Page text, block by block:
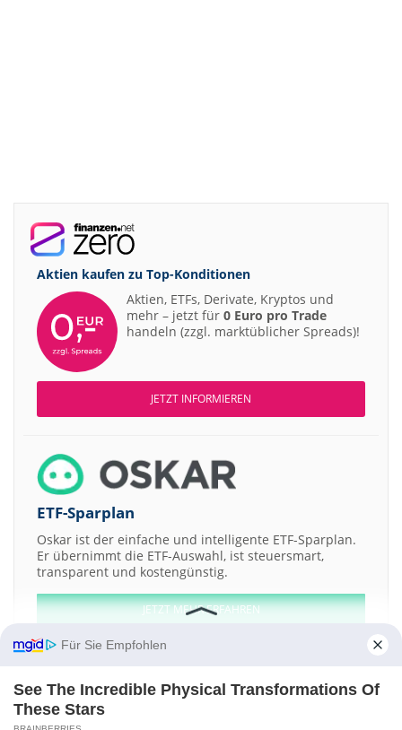
Aktien kaufen zu Top-Konditionen
Aktien, ETFs, Derivate, Kryptos und
mehr – jetzt für 0 Euro pro Trade
handeln (zzgl. marktüblicher Spreads)!
JETZT INFORMIEREN
ETF-Sparplan
Oskar ist der einfache und intelligente ETF-Sparplan.
Er übernimmt die ETF-Auswahl, ist steuersmart,
transparent und kostengünstig.
JETZT MEHR ERFAHREN
Aktien ATX DAX
Für Sie Empfohlen
See The Incredible Physical Transformations Of
These Stars